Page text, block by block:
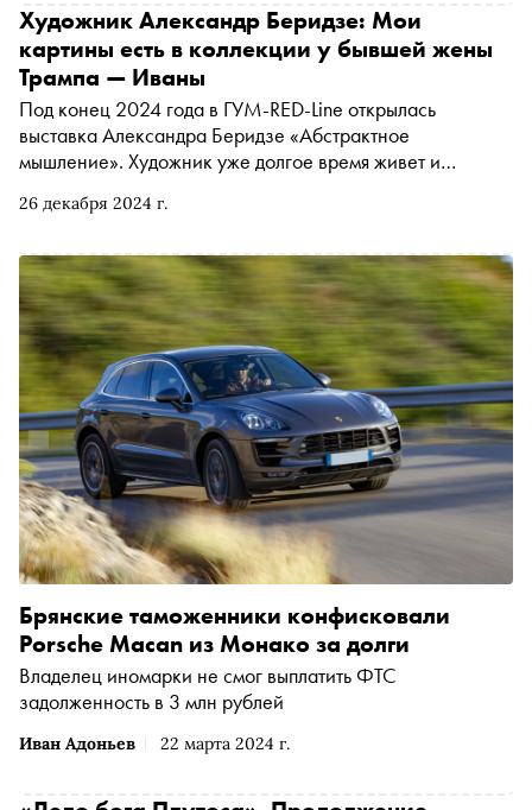
завоевать любовь британцев и избежать сравнений с
принцессой Дианой. «Сноб» публикует отрывок
26 декабря 2024 г.
Художник Александр Беридзе: Мои
картины есть в коллекции у бывшей жены
Трампа — Иваны
Под конец 2024 года в ГУМ-RED-Line открылась
выставка Александра Беридзе «Абстрактное
мышление». Художник уже долгое время живет и
миру и находятся в частных коллекциях первых лиц, в том
Но наибольший интерес к ним проявляют ученые: по их
мнению, Беридзе, сам того не подозревая, смог точно
изобразить путешествие мысли в человеческом мозгу.
«Сноб» пообщался с Александром о связи искусства и
науки, наплыве российских художников во Францию и
порядке в мастерской
Иван Адоньев 22 марта 2024 г.
Брянские таможенники конфисковали
Porsche Macan из Монако за долги
Владелец иномарки не смог выплатить ФТС
задолженность в 3 млн рублей